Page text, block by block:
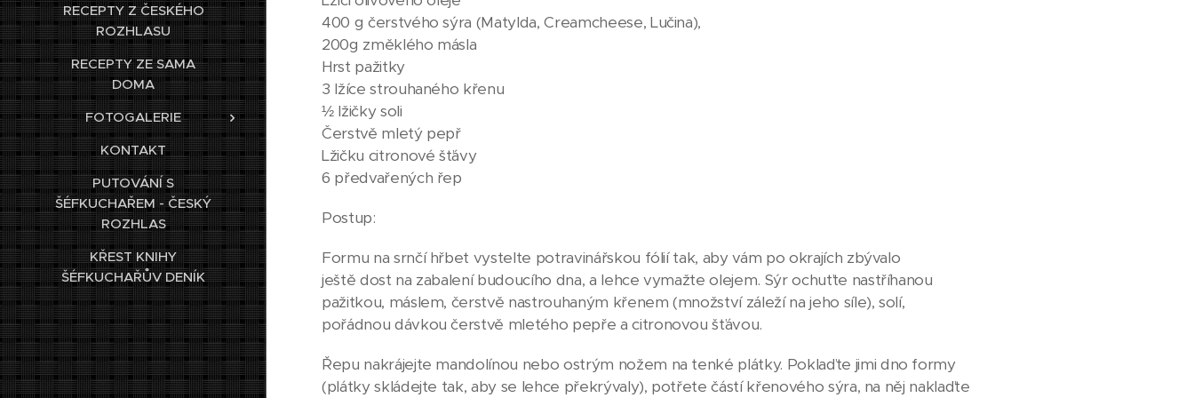
RECEPTY Z ČESKÉHO
ROZHLASU
RECEPTY ZE SAMA
DOMA
FOTOGALERIE
KONTAKT
PUTOVÁNÍ S
ŠÉFKUCHAŘEM - ČESKÝ
ROZHLAS
KŘEST KNIHY
ŠÉFKUCHAŘŮV DENÍK
400 g čerstvého sýra (Matylda, Creamcheese, Lučina),
200g změklého másla
Hrst pažitky
3 lžíce strouhaného křenu
½ lžičky soli
Čerstvě mletý pepř
Lžičku citronové šťávy
6 předvařených řep
Postup:
Formu na srnčí hřbet vystelte potravinářskou fólií tak, aby vám po okrajích zbývalo
ještě dost na zabalení budoucího dna, a lehce vymažte olejem. Sýr ochuťte nastříhanou
pažitkou, máslem, čerstvě nastrouhaným křenem (množství záleží na jeho síle), solí,
pořádnou dávkou čerstvě mletého pepře a citronovou šťávou.
Řepu nakrájejte mandolínou nebo ostrým nožem na tenké plátky. Poklaďte jimi dno formy
(plátky skládejte tak, aby se lehce překrývaly), potřete částí křenového sýra, na něj naklaďte